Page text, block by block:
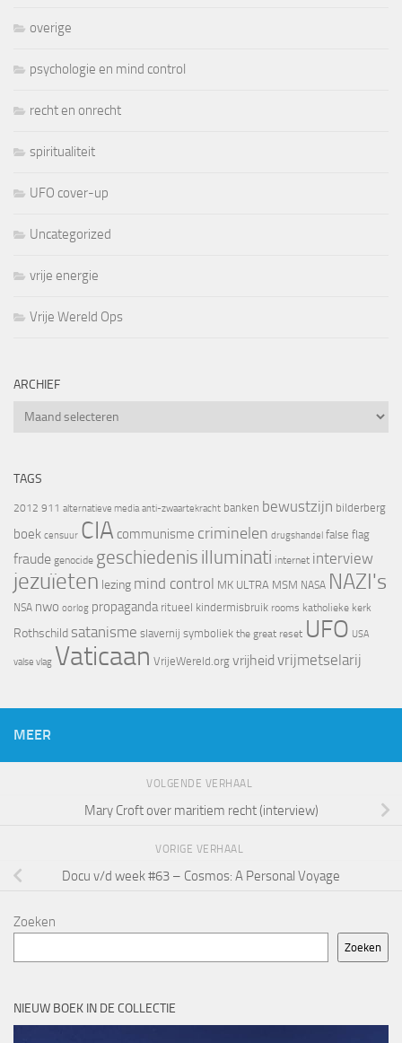
overige
psychologie en mind control
recht en onrecht
spiritualiteit
UFO cover-up
Uncategorized
vrije energie
Vrije Wereld Ops
ARCHIEF
Archief
TAGS
2012 911 alternatieve media anti-zwaartekracht banken bewustzijn bilderberg
boek censuur CIA communisme criminelen drugshandel false flag
fraude genocide geschiedenis illuminati internet interview
jezuïeten lezing mind control MK ULTRA MSM NASA NAZI's
NSA nwo oorlog propaganda ritueel kindermisbruik rooms katholieke kerk
Rothschild satanisme slavernij symboliek the great reset UFO USA
valse vlag Vaticaan VrijeWereld.org vrijheid vrijmetselarij
MEER
VOLGENDE VERHAAL
Mary Croft over maritiem recht (interview)
VORIGE VERHAAL
Docu v/d week #63 – Cosmos: A Personal Voyage
Zoeken
Zoeken
NIEUW BOEK IN DE COLLECTIE